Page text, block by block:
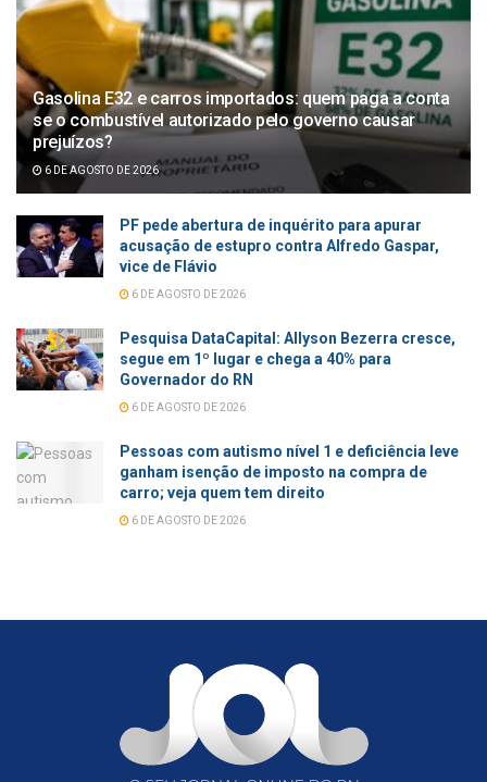
Gasolina E32 e carros importados: quem paga a conta
se o combustível autorizado pelo governo causar
prejuízos?
6 DE AGOSTO DE 2026
PF pede abertura de inquérito para apurar
acusação de estupro contra Alfredo Gaspar,
vice de Flávio
6 DE AGOSTO DE 2026
Pesquisa DataCapital: Allyson Bezerra cresce,
segue em 1º lugar e chega a 40% para
Governador do RN
6 DE AGOSTO DE 2026
Pessoas com autismo nível 1 e deficiência leve
ganham isenção de imposto na compra de
carro; veja quem tem direito
6 DE AGOSTO DE 2026